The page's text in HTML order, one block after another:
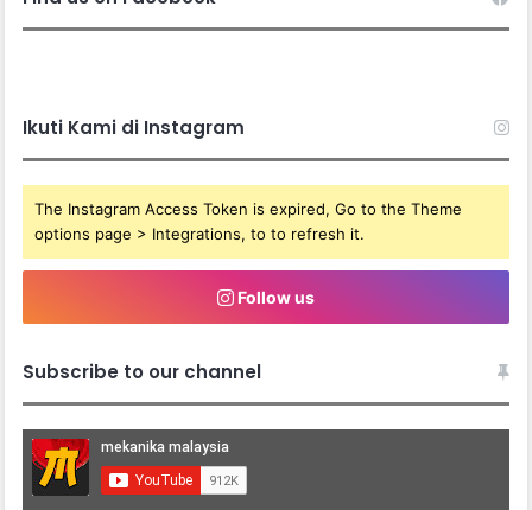
Ikuti Kami di Instagram
The Instagram Access Token is expired, Go to the Theme
options page > Integrations, to to refresh it.
Follow us
Subscribe to our channel